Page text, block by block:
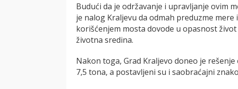
Budući da je održavanje i upravljanje ovim
je nalog Kraljevu da odmah preduzme
korišćenjem mosta dovode u opasnost
životna sredina.
Nakon toga, Grad Kraljevo doneo je
7,5 tona, a postavljeni su i saobraćajni